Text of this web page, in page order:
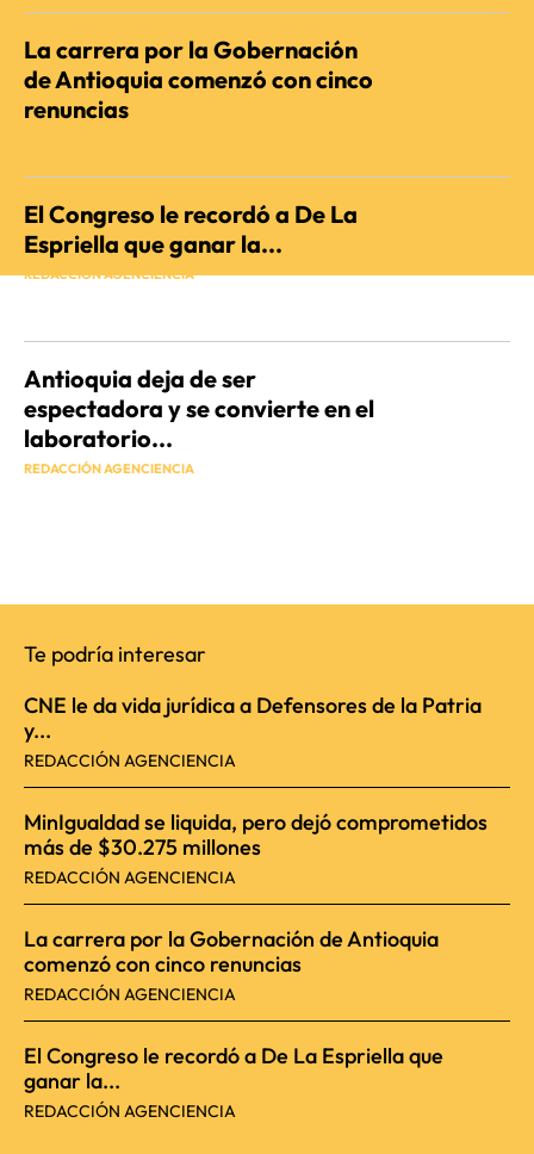
La carrera por la Gobernación
de Antioquia comenzó con cinco
renuncias
El Congreso le recordó a De La
Espriella que ganar la...
REDACCIÓN AGENCIENCIA
Antioquia deja de ser
espectadora y se convierte en el
laboratorio...
REDACCIÓN AGENCIENCIA
Te podría interesar
CNE le da vida jurídica a Defensores de la Patria
y...
REDACCIÓN AGENCIENCIA
MinIgualdad se liquida, pero dejó comprometidos
más de $30.275 millones
REDACCIÓN AGENCIENCIA
La carrera por la Gobernación de Antioquia
comenzó con cinco renuncias
REDACCIÓN AGENCIENCIA
El Congreso le recordó a De La Espriella que
ganar la...
REDACCIÓN AGENCIENCIA